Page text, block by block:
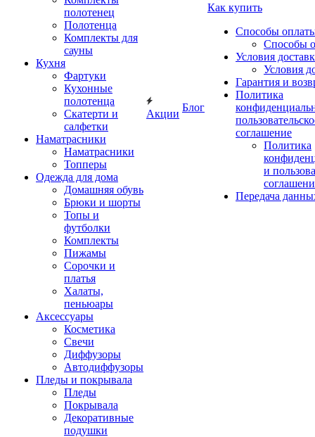
полотенец
Полотенца
Комплекты для
сауны
Кухня
Фартуки
Кухонные
полотенца
Скатерти и
салфетки
Наматрасники
Наматрасники
Топперы
Одежда для дома
Домашняя обувь
Брюки и шорты
Топы и
футболки
Комплекты
Пижамы
Сорочки и
платья
Халаты,
пеньюары
Аксессуары
Косметика
Свечи
Диффузоры
Автодиффузоры
Пледы и покрывала
Пледы
Покрывала
Декоративные
подушки
Акции
Блог
Как купить
Способы
Способы
Условия
Условия
Гарантия и
Политика
соглашение
Политика
и
Передача